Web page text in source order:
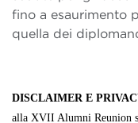
fino a esaurimento
quella dei
DISCLAIMER E
alla XVII Alumni Reunion